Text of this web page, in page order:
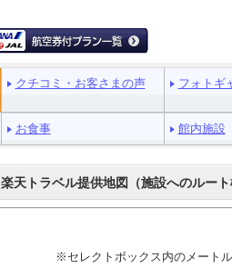
クチコミ・お客さまの声 フォトギ
お食事 館内施設
楽天トラベル提供地図（施設へのルート
※セレクトボックス内のメート